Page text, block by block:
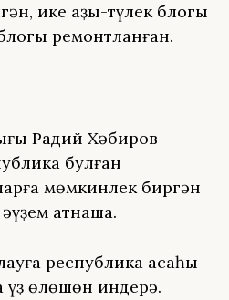
ике аҙыҡ-түлек блогы
ремонтланған.
Радий Хәбиров
булған
мөмкинлек биргән
ҡатнаша.
республика аҡсаһы
үҙ өлөшөн индерә.